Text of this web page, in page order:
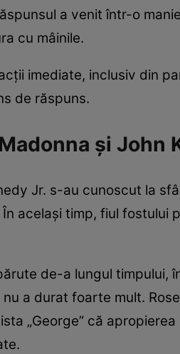
a venit într-o
cu mâinile.
imediate, inclusiv din
de răspuns.
și John
Jr. s-au cunoscut la
același timp, fiul
de-a lungul timpului,
a durat foarte mult.
„George” că